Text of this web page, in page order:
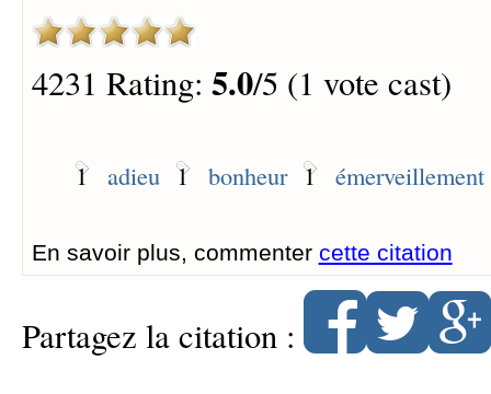
4231 Rating: 5.0/5 (1 vote cast)
1 adieu 1 bonheur 1 émerveillement
En savoir plus, commenter cette citation
Partagez la citation :